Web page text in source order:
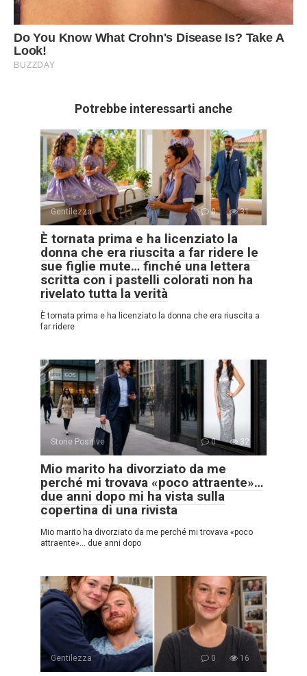
Potrebbe interessarti anche
Gentilezza 0 31
È tornata prima e ha licenziato la
donna che era riuscita a far ridere le
sue figlie mute… finché una lettera
scritta con i pastelli colorati non ha
rivelato tutta la verità
È tornata prima e ha licenziato la donna che era riuscita a
far ridere
Storie Positive 0 32
Mio marito ha divorziato da me
perché mi trovava «poco attraente»…
due anni dopo mi ha vista sulla
copertina di una rivista
Mio marito ha divorziato da me perché mi trovava «poco
attraente»… due anni dopo
Gentilezza 0 16